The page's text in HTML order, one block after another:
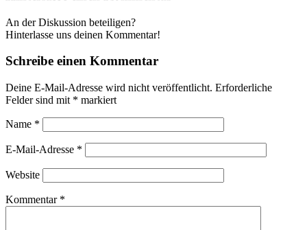
An der Diskussion beteiligen?
Hinterlasse uns deinen Kommentar!
Schreibe einen Kommentar
Deine E-Mail-Adresse wird nicht veröffentlicht. Erforderliche
Felder sind mit * markiert
Name *
E-Mail-Adresse *
Website
Kommentar *